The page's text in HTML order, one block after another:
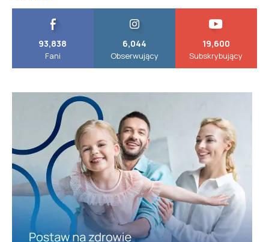
93,838
Fani
6,044
Obserwujący
19,600
Subskrybujący